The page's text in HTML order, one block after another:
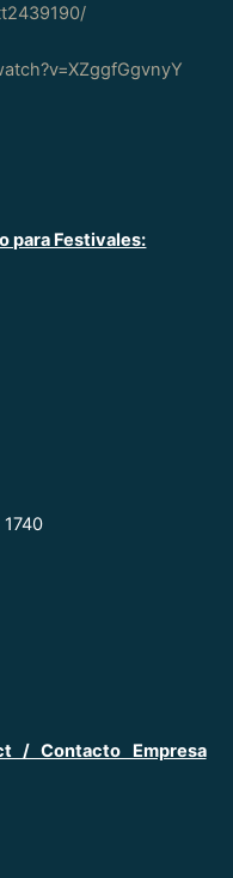
para Festivales:
/ Contacto Empresa